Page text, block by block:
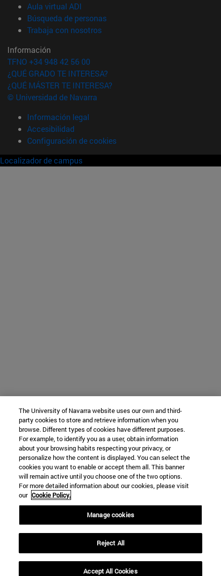
Aula virtual ADI
Búsqueda de personas(abre en nueva ventana)
Trabaja con nosotros(abre en nueva ventana)
Información
TFNO +34 948 42 56 00
¿QUÉ GRADO TE INTERESA?
¿QUÉ MÁSTER TE INTERESA?
© Universidad de Navarra
Información legal
Accesibilidad
Configuración de cookies
Localizador de campus
The University of Navarra website uses our own and third-
party cookies to store and retrieve information when you
browse. Different types of cookies have different purposes.
For example, to identify you as a user, obtain information
about your browsing habits respecting your privacy, or
personalize how the content is displayed. You can select the
cookies you want to enable or accept them all. This banner
will remain active until you choose one of the two options.
For more detailed information about our cookies, please visit
our Cookie Policy.
Manage cookies
Reject All
Accept All Cookies